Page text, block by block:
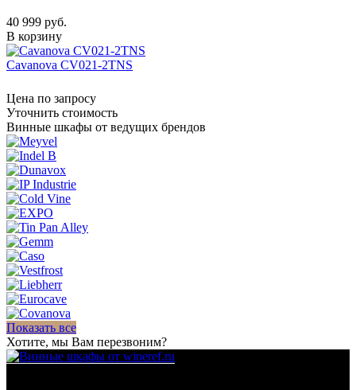
40 999 руб.
В корзину
Cavanova CV021-2TNS
Цена по запросу
Уточнить стоимость
Винные шкафы от ведущих брендов
Показать все
Хотите, мы Вам перезвоним?